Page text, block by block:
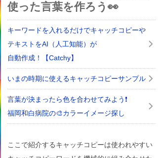
使った言葉を作ろう👀
キーワードを入れるだけでキャッチコピーや
テキストをAI（人工知能）が
自動作成！【Catchy】
いまの時期に使えるキャッチコピーサンプル
言葉が決まったら色を合わせてみよう❗
福岡和白病院の🎨カラーイメージ探し
ここで紹介するキャッチコピーは使われやすい